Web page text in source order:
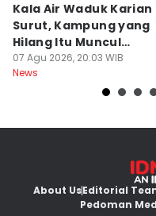
Kala Air Waduk Karian
Surut, Kampung yang
Hilang Itu Muncul
Kembali
07 Agu 2026, 20:03 WIB
News
About UsEditorial
Pedoman